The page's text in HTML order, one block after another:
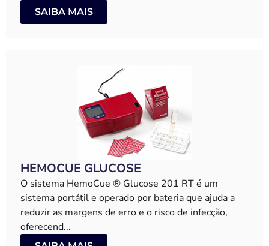
SAIBA MAIS
HEMOCUE GLUCOSE
O sistema HemoCue ® Glucose 201 RT é um
sistema portátil e operado por bateria que ajuda a
reduzir as margens de erro e o risco de infecção,
oferecend...